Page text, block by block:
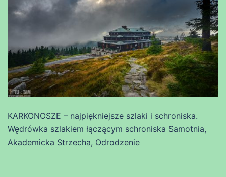
KARKONOSZE – najpiękniejsze szlaki i schroniska.
Wędrówka szlakiem łączącym schroniska Samotnia,
Akademicka Strzecha, Odrodzenie